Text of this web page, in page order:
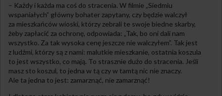
– Każdy i każda ma coś do stracenia. W filmie „Siedmiu
wspaniałych” główny bohater zapytany, czy będzie walczył
za mieszkańców wioski, którzy zebrali te swoje biedne skarby,
żeby zapłacić za ochronę, odpowiada: „Tak, bo oni dali nam
wszystko. Za tak wysoka cenę jeszcze nie walczyłem”. Tak jest
z ludźmi, którzy są z nami: malutkie mieszkanie, ostatnia koszula
to jest wszystko, co mają. To strasznie dużo do stracenia. Jeśli
masz sto koszul, to jedna w tą czy w tamtą nic nie znaczy.
Ale ta jedna to jest: zamarznąć, nie zamarznąć!